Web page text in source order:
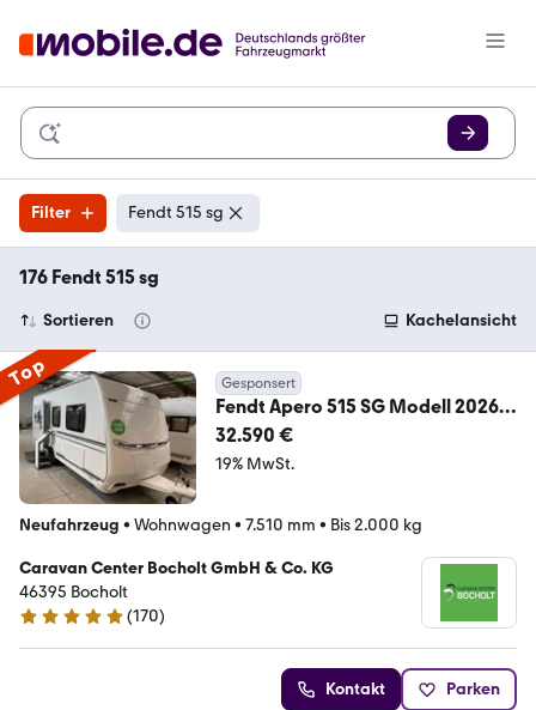
Filter Fendt 515 sg
176 Fendt 515 sg
Sortieren Kachelansicht
Top Gesponsert
Fendt Apero 515 SG Modell 2026 /
2000 kg / Pino
32.590 €
19% MwSt.
Neufahrzeug • Wohnwagen • 7.510 mm • Bis 2.000 kg
Caravan Center Bocholt GmbH & Co. KG
46395 Bocholt
4.8 Sterne
(170)
Kontakt Parken